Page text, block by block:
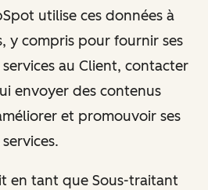
utilise ces données à
y compris pour fournir ses
au Client, contacter
envoyer des contenus
et promouvoir ses
en tant que Sous-traitant